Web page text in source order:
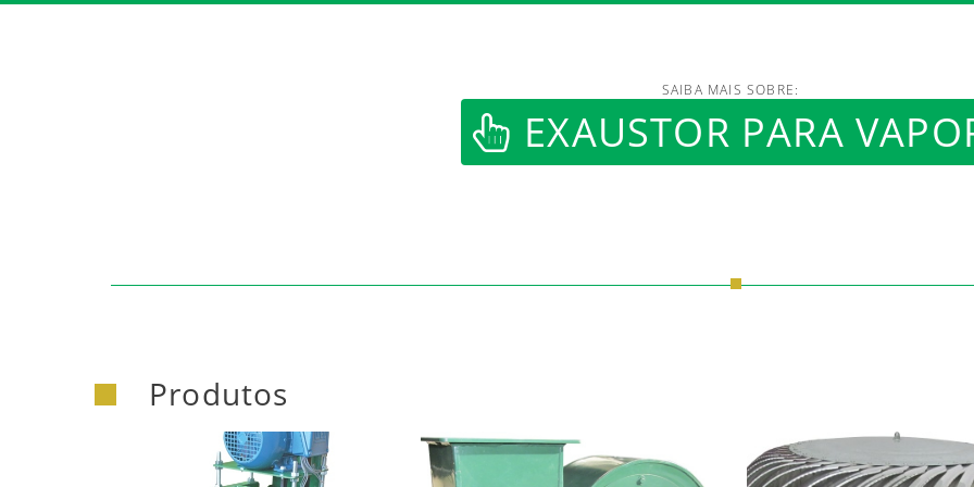
https://www.luftmaxi.com.br/
SAIBA MAIS SOBRE:
EXAUSTOR PARA
Produtos